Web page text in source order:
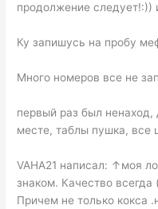
продолжение следует!:))
Ку запишусь на пробу
Много номеров все не
первый раз был ненаход,
месте, таблы пушка, все
VAHA21 написал: ↑моя
знаком. Качество
Причем не только кокса